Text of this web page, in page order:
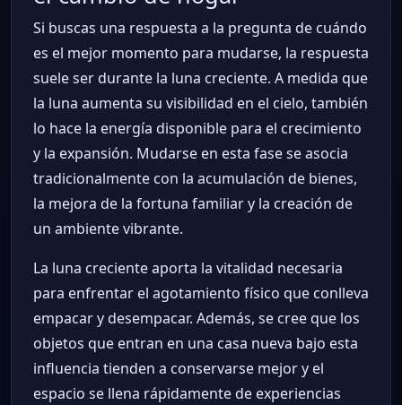
Si buscas una respuesta a la pregunta de cuándo
es el mejor momento para mudarse, la respuesta
suele ser durante la luna creciente. A medida que
la luna aumenta su visibilidad en el cielo, también
lo hace la energía disponible para el crecimiento
y la expansión. Mudarse en esta fase se asocia
tradicionalmente con la acumulación de bienes,
la mejora de la fortuna familiar y la creación de
un ambiente vibrante.
La luna creciente aporta la vitalidad necesaria
para enfrentar el agotamiento físico que conlleva
empacar y desempacar. Además, se cree que los
objetos que entran en una casa nueva bajo esta
influencia tienden a conservarse mejor y el
espacio se llena rápidamente de experiencias